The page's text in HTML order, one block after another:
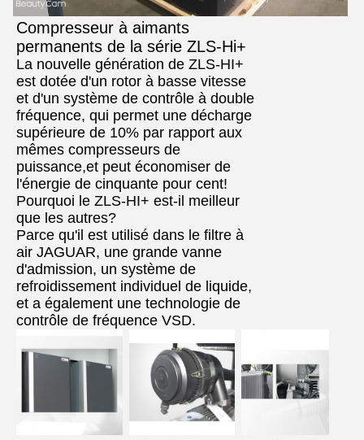
Compresseur à aimants
permanents de la série ZLS-Hi+
La nouvelle génération de ZLS-HI+
est dotée d'un rotor à basse vitesse
et d'un système de contrôle à double
fréquence, qui permet une décharge
supérieure de 10% par rapport aux
mêmes compresseurs de
puissance,et peut économiser de
l'énergie de cinquante pour cent!
Pourquoi le ZLS-HI+ est-il meilleur
que les autres?
Parce qu'il est utilisé dans le filtre à
air JAGUAR, une grande vanne
d'admission, un système de
refroidissement individuel de liquide,
et a également une technologie de
contrôle de fréquence VSD.